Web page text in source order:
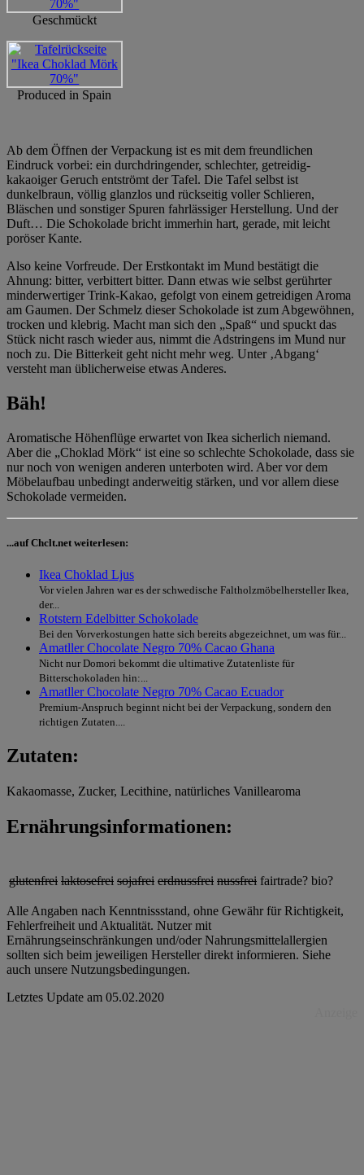
Geschmückt
Produced in Spain
Ab dem Öffnen der Verpackung ist es mit dem freundlichen
Eindruck vorbei: ein durchdringender, schlechter, getreidig-
kakaoiger Geruch entströmt der Tafel. Die Tafel selbst ist
dunkelbraun, völlig glanzlos und rückseitig voller Schlieren,
Bläschen und sonstiger Spuren fahrlässiger Herstellung. Und der
Duft… Die Schokolade bricht immerhin hart, gerade, mit leicht
poröser Kante.
Also keine Vorfreude. Der Erstkontakt im Mund bestätigt die
Ahnung: bitter, verbittert bitter. Dann etwas wie selbst gerührter
minderwertiger Trink-Kakao, gefolgt von einem getreidigen Aroma
am Gaumen. Der Schmelz dieser Schokolade ist zum Abgewöhnen,
trocken und klebrig. Macht man sich den „Spaß“ und spuckt das
Stück nicht rasch wieder aus, nimmt die Adstringens im Mund nur
noch zu. Die Bitterkeit geht nicht mehr weg. Unter ‚Abgang‘
versteht man üblicherweise etwas Anderes.
Bäh!
Aromatische Höhenflüge erwartet von Ikea sicherlich niemand.
Aber die „Choklad Mörk“ ist eine so schlechte Schokolade, dass sie
nur noch von wenigen anderen unterboten wird. Aber vor dem
Möbelaufbau unbedingt anderweitig stärken, und vor allem diese
Schokolade vermeiden.
...auf Chclt.net weiterlesen:
Ikea Choklad Ljus
Vor vielen Jahren war es der schwedische Faltholzmöbelhersteller Ikea,
der...
Rotstern Edelbitter Schokolade
Bei den Vorverkostungen hatte sich bereits abgezeichnet, um was für...
Amatller Chocolate Negro 70% Cacao Ghana
Nicht nur Domori bekommt die ultimative Zutatenliste für
Bitterschokoladen hin:...
Amatller Chocolate Negro 70% Cacao Ecuador
Premium-Anspruch beginnt nicht bei der Verpackung, sondern den
richtigen Zutaten....
Zutaten:
Kakaomasse, Zucker, Lecithine, natürliches Vanillearoma
Ernährungsinformationen:
glutenfrei laktosefrei sojafrei erdnussfrei nussfrei fairtrade? bio?
Alle Angaben nach Kenntnissstand, ohne Gewähr für Richtigkeit,
Fehlerfreiheit und Aktualität. Nutzer mit
Ernährungseinschränkungen und/oder Nahrungsmittelallergien
sollten sich beim jeweiligen Hersteller direkt informieren. Siehe
auch unsere Nutzungsbedingungen.
Letztes Update am 05.02.2020